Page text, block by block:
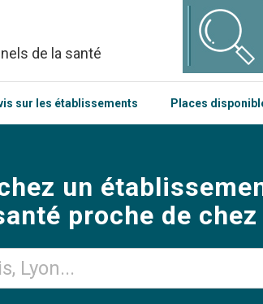
de la santé
sur les établissements Places
un
proche de chez